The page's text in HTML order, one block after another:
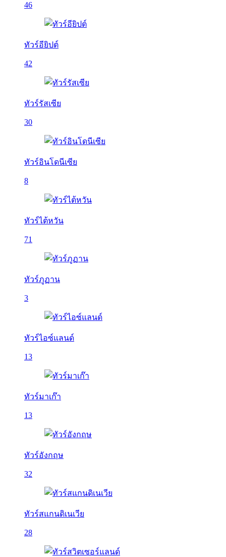
46
ทัวร์อียิปต์
42
ทัวร์รัสเซีย
30
ทัวร์อินโดนีเซีย
8
ทัวร์ไต้หวัน
71
ทัวร์ภูฏาน
3
ทัวร์ไอซ์แลนด์
13
ทัวร์มาเก๊า
13
ทัวร์อังกฤษ
32
ทัวร์สแกนดิเนเวีย
28